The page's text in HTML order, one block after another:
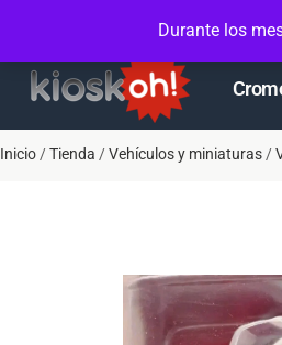
Durante los
Soporte en Whatsapp
Inicio /Tienda /Vehículos y miniaturas /